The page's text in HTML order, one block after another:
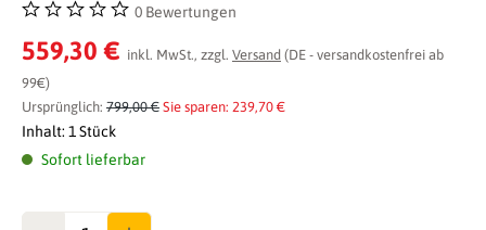
Durchschnittliche Bewertung von 0 von 5 Sternen
0 Bewertungen
559,30 € inkl. MwSt., zzgl. Versand (DE - versandkostenfrei ab
99€)
Ursprünglich: 799,00 € Sie sparen: 239,70 €
Inhalt: 1 Stück
Sofort lieferbar